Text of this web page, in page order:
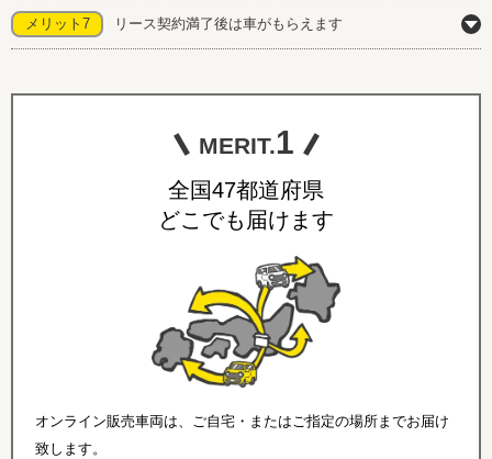
メリット7 リース契約満了後は車がもらえます
MERIT.1
全国47都道府県
どこでも届けます
オンライン販売車両は、ご自宅・またはご指定の場所までお届け
致します。